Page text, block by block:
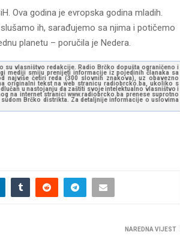
Ova godina je evropska godina mladih.
ih, sarađujemo sa njima i potičemo
planetu – poručila je Nedera.
su vlasništvo redakcije. Radio Brčko dopušta ograničeno i
mediji smiju prenijeti informacije iz pojedinih članaka sa
najviše četiri reda (300 slovnih znakova), uz obavezno
originalni tekst na web stranicu radiobrcko.ba, ukoliko s
u nastojanju da zaštiti svoje intelektualno vlasništvo i
na internet stranici www.radiobrcko.ba prenese suprotno
Brčko distrikta. Za detaljnije informacije o uslovima
NAREDNA VIJEST